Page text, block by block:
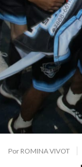
Por ROMINA VIVOT